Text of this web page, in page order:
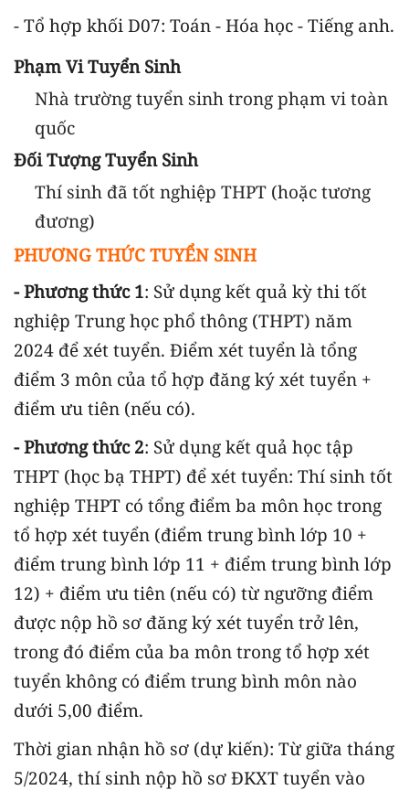
- Tổ hợp khối D07: Toán - Hóa học - Tiếng anh.
Phạm Vi Tuyển Sinh
Nhà trường tuyển sinh trong phạm vi toàn
quốc
Đối Tượng Tuyển Sinh
Thí sinh đã tốt nghiệp THPT (hoặc tương
đương)
PHƯƠNG THỨC TUYỂN SINH
- Phương thức 1: Sử dụng kết quả kỳ thi tốt
nghiệp Trung học phổ thông (THPT) năm
2024 để xét tuyển. Điểm xét tuyển là tổng
điểm 3 môn của tổ hợp đăng ký xét tuyển +
điểm ưu tiên (nếu có).
- Phương thức 2: Sử dụng kết quả học tập
THPT (học bạ THPT) để xét tuyển: Thí sinh tốt
nghiệp THPT có tổng điểm ba môn học trong
tổ hợp xét tuyển (điểm trung bình lớp 10 +
điểm trung bình lớp 11 + điểm trung bình lớp
12) + điểm ưu tiên (nếu có) từ ngưỡng điểm
được nộp hồ sơ đăng ký xét tuyển trở lên,
trong đó điểm của ba môn trong tổ hợp xét
tuyển không có điểm trung bình môn nào
dưới 5,00 điểm.
Thời gian nhận hồ sơ (dự kiến): Từ giữa tháng
5/2024, thí sinh nộp hồ sơ ĐKXT tuyển vào